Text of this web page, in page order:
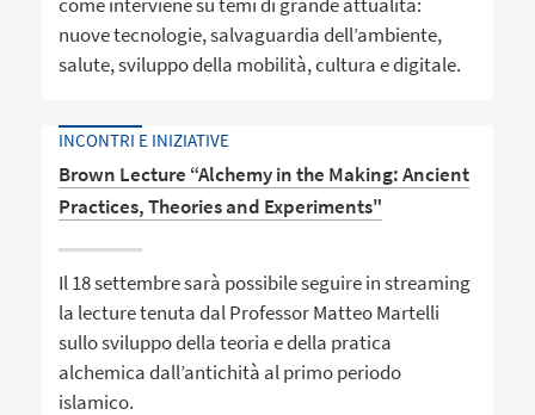
nuove tecnologie, salvaguardia dell’ambiente,
salute, sviluppo della mobilità, cultura e digitale.
INCONTRI E INIZIATIVE
Brown Lecture “Alchemy in the Making: Ancient
Practices, Theories and Experiments"
Il 18 settembre sarà possibile seguire in streaming
la lecture tenuta dal Professor Matteo Martelli
sullo sviluppo della teoria e della pratica
alchemica dall’antichità al primo periodo
islamico.